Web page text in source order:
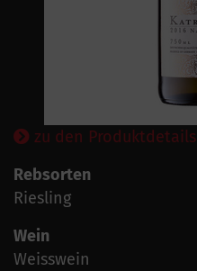
zu den Produktdetails
Rebsorten
Riesling
Wein
Weisswein